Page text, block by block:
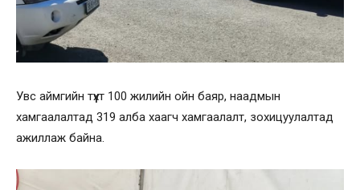
Увс аймгийн түүхт 100 жилийн ойн баяр, наадмын
хамгаалалтад 319 алба хаагч хамгаалалт, зохицуулалтад
ажиллаж байна.